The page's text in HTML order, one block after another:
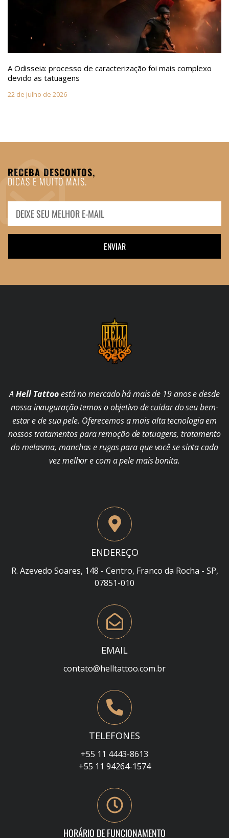
A Odisseia: processo de caracterização foi mais complexo
devido as tatuagens
22 de julho de 2026
RECEBA DESCONTOS,
DICAS E MUITO MAIS.
ENVIAR
AHell Tattooestá no mercado há mais de 19 anos e desde
nossa inauguração temos o objetivo de cuidar do seu bem-
estar e de sua pele. Oferecemos a mais alta tecnologia em
nossos tratamentos para remoção de tatuagens, tratamento
do melasma, manchas e rugas para que você se sinta cada
vez melhor e com a pele mais bonita.
ENDEREÇO
R. Azevedo Soares, 148 - Centro, Franco da Rocha - SP,
07851-010
EMAIL
contato@helltattoo.com.br
TELEFONES
+55 11 4443-8613
+55 11 94264-1574
HORÁRIO DE FUNCIONAMENTO